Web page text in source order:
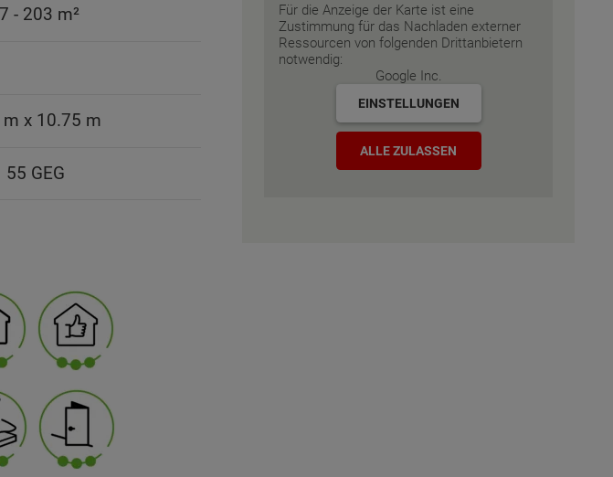
- 203 m²
m x 10.75 m
55 GEG
Für die Anzeige der Karte ist eine
Zustimmung für das Nachladen externer
Ressourcen von folgenden Drittanbietern
notwendig:
Google Inc.
EINSTELLUNGEN
ALLE ZULASSEN